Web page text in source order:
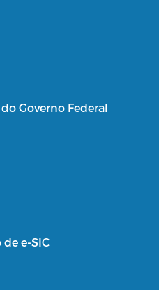
Governo Federal
e-SIC